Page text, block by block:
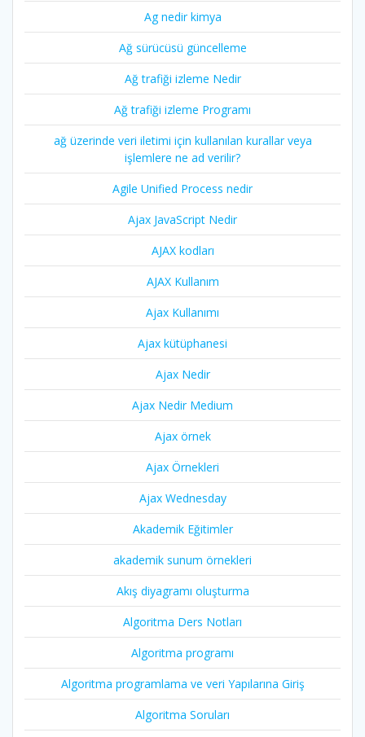
Ag nedir kimya
Ağ sürücüsü güncelleme
Ağ trafiği izleme Nedir
Ağ trafiği izleme Programı
ağ üzerinde veri iletimi için kullanılan kurallar veya
işlemlere ne ad verilir?
Agile Unified Process nedir
Ajax JavaScript Nedir
AJAX kodları
AJAX Kullanım
Ajax Kullanımı
Ajax kütüphanesi
Ajax Nedir
Ajax Nedir Medium
Ajax örnek
Ajax Örnekleri
Ajax Wednesday
Akademik Eğitimler
akademik sunum örnekleri
Akış diyagramı oluşturma
Algoritma Ders Notları
Algoritma programı
Algoritma programlama ve veri Yapılarına Giriş
Algoritma Soruları